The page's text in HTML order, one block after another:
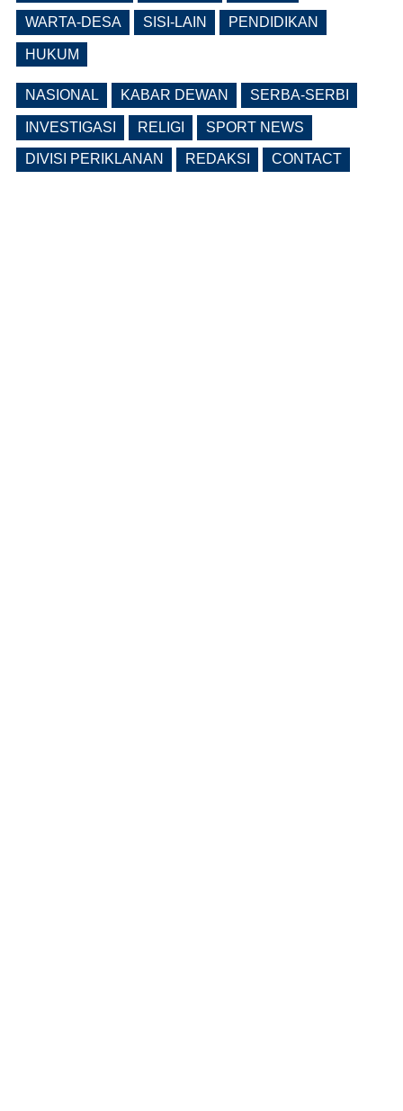
(0 Reply(s))
WARTA-DESA SISI-LAIN PENDIDIKAN
HUKUM
NASIONAL KABAR DEWAN SERBA-SERBI
INVESTIGASI RELIGI SPORT NEWS
DIVISI PERIKLANAN REDAKSI CONTACT